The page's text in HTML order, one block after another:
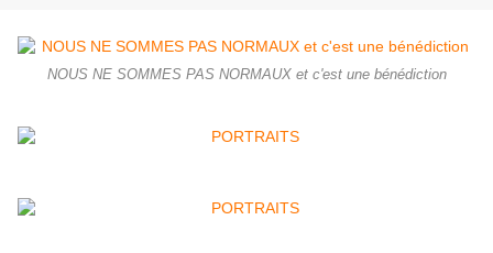
NOUS NE SOMMES PAS NORMAUX et c'est une bénédiction